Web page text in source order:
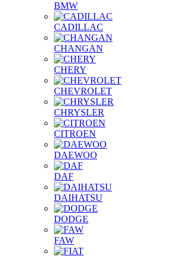
BMW
CADILLAC
CHANGAN
CHERY
CHEVROLET
CHRYSLER
CITROEN
DAEWOO
DAF
DAIHATSU
DODGE
FAW